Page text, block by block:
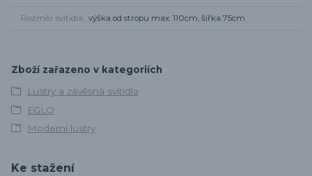
Rozměr svítidla výška od stropu max. 110cm, šířka 75cm
Zboží zařazeno v kategoriích
Lustry a závěsná svítidla
EGLO
Moderní lustry
Ke stažení